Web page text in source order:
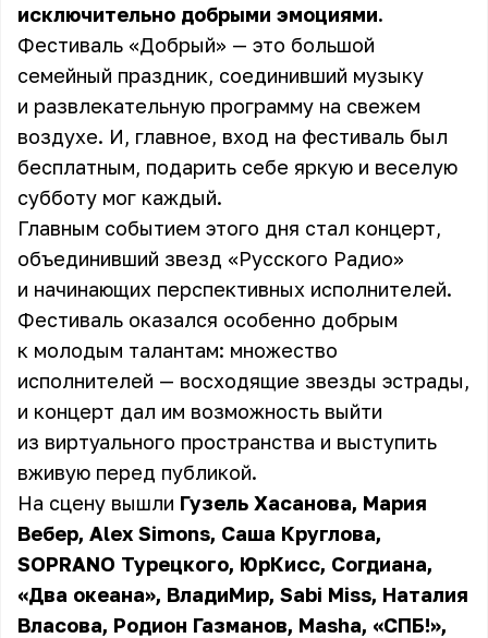
исключительно добрыми эмоциями.
Фестиваль «Добрый» — это большой
семейный праздник, соединивший музыку
и развлекательную программу на свежем
воздухе. И, главное, вход на фестиваль был
бесплатным, подарить себе яркую и веселую
субботу мог каждый.
Главным событием этого дня стал концерт,
объединивший звезд «Русского Радио»
и начинающих перспективных исполнителей.
Фестиваль оказался особенно добрым
к молодым талантам: множество
исполнителей — восходящие звезды эстрады,
и концерт дал им возможность выйти
из виртуального пространства и выступить
вживую перед публикой.
На сцену вышли Гузель Хасанова, Мария
Вебер, Alex Simons, Саша Круглова,
SOPRANO Турецкого, ЮрКисс, Согдиана,
«Два океана», ВладиМир, Sabi Miss, Наталия
Власова, Родион Газманов, Masha, «СПБ!»,